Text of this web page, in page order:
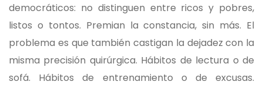
democráticos: no distinguen entre ricos y pobres,
listos o tontos. Premian la constancia, sin más. El
problema es que también castigan la dejadez con la
misma precisión quirúrgica. Hábitos de lectura o de
sofá. Hábitos de entrenamiento o de excusas.